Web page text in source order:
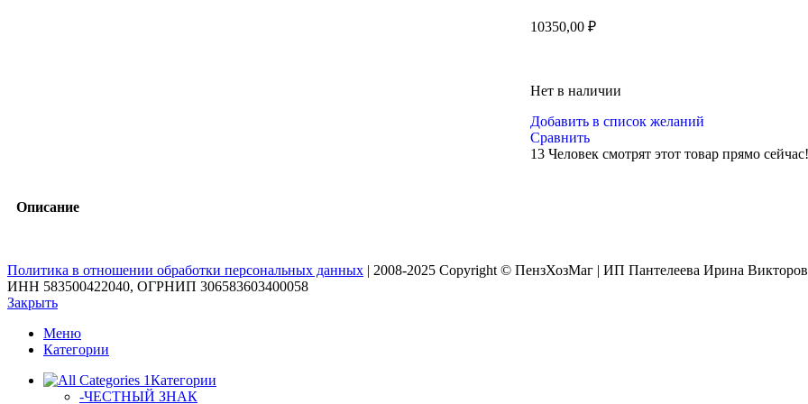
10350,00 ₽
Нет в наличии
Добавить в список желаний
Сравнить
13 Человек смотрят этот товар прямо сейчас!
Описание
Политика в отношении обработки персональных данных | 2008-2025 Copyright © ПензХозМаг | ИП Пантелеева Ирина
ИНН 583500422040, ОГРНИП 306583603400058
Закрыть
Меню
Категории
Категории
-ЧЕСТНЫЙ ЗНАК